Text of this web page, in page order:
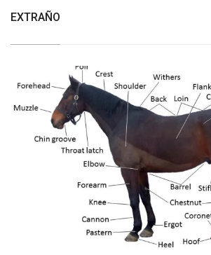
EXTRAÑO